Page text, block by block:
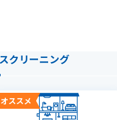
クリーニング
オススメ